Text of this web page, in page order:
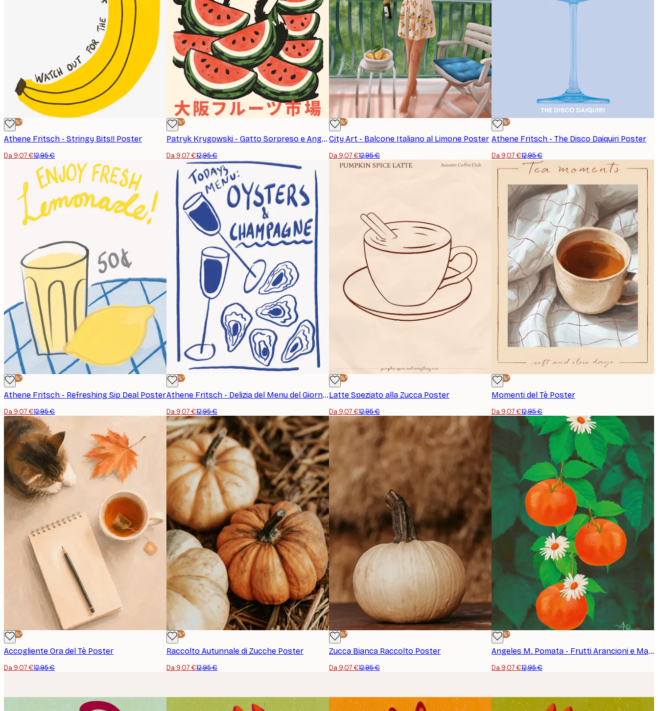
-30%*
Athene Fritsch - Stringy Bits!! Poster
Da 9,07 €12,95 €
-30%*
Patryk Krygowski - Gatto Sorpreso e Anguria Poster
Da 9,07 €12,95 €
-30%*
City Art - Balcone Italiano al Limone Poster
Da 9,07 €12,95 €
-30%*
Athene Fritsch - The Disco Daiquiri Poster
Da 9,07 €12,95 €
-30%*
Athene Fritsch - Refreshing Sip Deal Poster
Da 9,07 €12,95 €
-30%*
Athene Fritsch - Delizia del Menu del Giorno Poster
Da 9,07 €12,95 €
-30%*
Latte Speziato alla Zucca Poster
Da 9,07 €12,95 €
-30%*
Momenti del Tè Poster
Da 9,07 €12,95 €
-30%*
Accogliente Ora del Tè Poster
Da 9,07 €12,95 €
-30%*
Raccolto Autunnale di Zucche Poster
Da 9,07 €12,95 €
-30%*
Zucca Bianca Raccolto Poster
Da 9,07 €12,95 €
-30%*
Angeles M. Pomata - Frutti Arancioni e Margherite Poster
Da 9,07 €12,95 €
ISCRIVITI
Politica sulla privacy